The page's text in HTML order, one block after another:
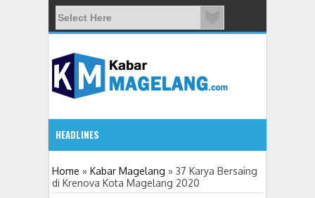
HEADLINES
5:32 PM
Home » Kabar Magelang » 37 Karya Bersaing
di Krenova Kota Magelang 2020